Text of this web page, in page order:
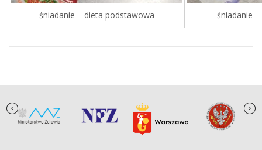
śniadanie – dieta podstawowa śniadanie